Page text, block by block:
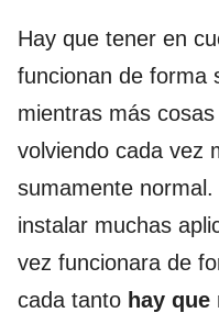
Hay que tener en
funcionan de forma
mientras más
volviendo cada vez
sumamente
instalar muchas
vez funcionara de
cada tanto hay